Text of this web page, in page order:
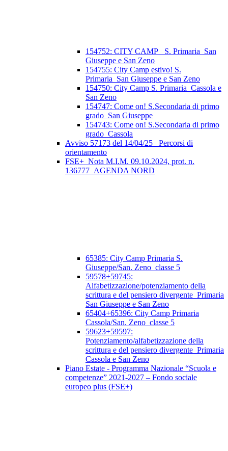
154752: CITY CAMP_ S. Primaria_San
Giuseppe e San Zeno
154755: City Camp estivo! S.
Primaria_San Giuseppe e San Zeno
154750: City Camp S. Primaria_Cassola e
San Zeno
154747: Come on! S.Secondaria di primo
grado_San Giuseppe
154743: Come on! S.Secondaria di primo
grado_Cassola
Avviso 57173 del 14/04/25_ Percorsi di
orientamento
FSE+_Nota M.I.M. 09.10.2024, prot. n.
136777_AGENDA NORD
65385: City Camp Primaria S.
Giuseppe/San. Zeno_classe 5
59578+59745:
Alfabetizzazione/potenziamento della
scrittura e del pensiero divergente_Primaria
San Giuseppe e San Zeno
65404+65396: City Camp Primaria
Cassola/San. Zeno_classe 5
59623+59597:
Potenziamento/alfabetizzazione della
scrittura e del pensiero divergente_Primaria
Cassola e San Zeno
Piano Estate - Programma Nazionale “Scuola e
competenze” 2021-2027 – Fondo sociale
europeo plus (FSE+)